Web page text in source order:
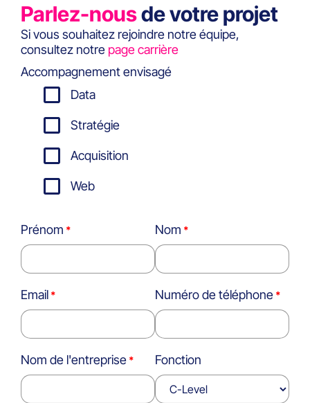
Parlez-nousde votre projet
Si vous souhaitez rejoindre notre équipe,
consultez notre page carrière
Accompagnement envisagé
Data
Stratégie
Acquisition
Web
Prénom Nom
Email Numéro de téléphone
Nom de l'entreprise Fonction